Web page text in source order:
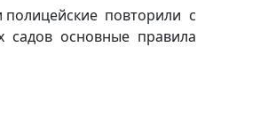
полицейские повторили с
садов основные правила